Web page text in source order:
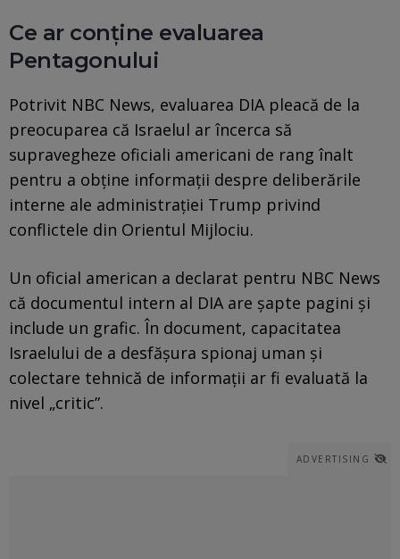
Ce ar conține evaluarea
Pentagonului
Potrivit NBC News, evaluarea DIA pleacă de la
preocuparea că Israelul ar încerca să
supravegheze oficiali americani de rang înalt
pentru a obține informații despre deliberările
interne ale administrației Trump privind
conflictele din Orientul Mijlociu.
Un oficial american a declarat pentru NBC News
că documentul intern al DIA are șapte pagini și
include un grafic. În document, capacitatea
Israelului de a desfășura spionaj uman și
colectare tehnică de informații ar fi evaluată la
nivel „critic”.
ADVERTISING